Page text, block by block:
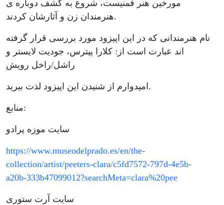
مورخین هنر فمنیست، شروع به کشف دوباره ی
هنرمندان زن و آثارشان کردند.
نام هنرمندانی که در این اپیزود مورد بررسی قرار گرفته
اند عبارت است از: کلارا پیترس، جودیت لایستر و
راشل/راخل رویش
امیدوارم از شنیدن این اپیزود لذت ببرید.
منابع:
سایت موزه پرادو
https://www.museodelprado.es/en/the-
collection/artist/peeters-clara/c5fd7572-797d-4e5b-
a20b-333b47099012?searchMeta=clara%20pee
سایت آرت ستوری